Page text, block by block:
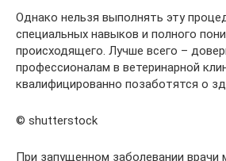
Однако нельзя выполнять эту
специальных навыков и полного
происходящего. Лучше всего –
профессионалам в ветеринарной
квалифицированно позаботятся о
© shutterstock
При запущенном заболевании врачи